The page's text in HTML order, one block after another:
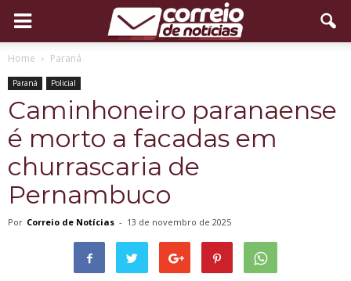
Home Paraná
Paraná Policial
Caminhoneiro paranaense
é morto a facadas em
churrascaria de
Pernambuco
Por Correio de Notícias - 13 de novembro de 2025